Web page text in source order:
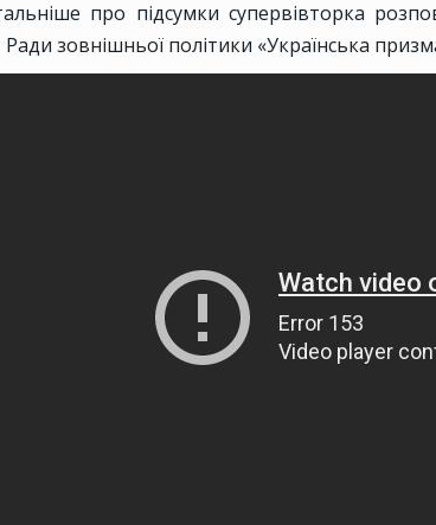
про підсумки супервівторка
зовнішньої політики «Українська